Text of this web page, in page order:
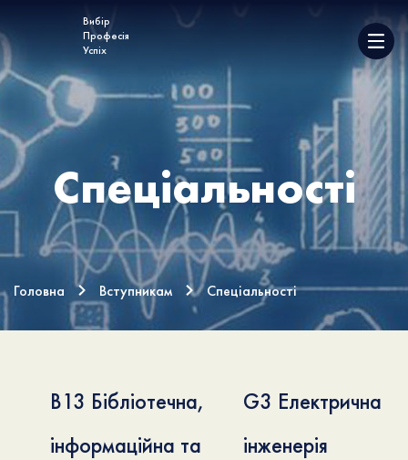
Спеціальності
Головна Вступникам Спеціальності
B13 Бібліотечна,
інформаційна та
G3 Електрична
інженерія